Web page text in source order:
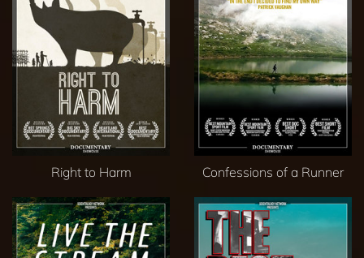
Right to Harm Confessions of a Runner